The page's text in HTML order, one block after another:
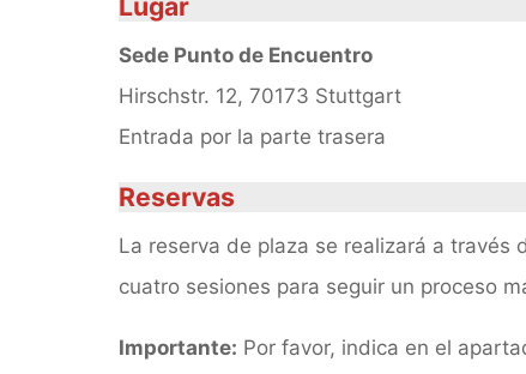
Lugar
Sede Punto de Encuentro
Hirschstr. 12, 70173 Stuttgart
Entrada por la parte trasera
Reservas
La reserva de plaza se realizará a
cuatro sesiones para seguir un proceso
Importante: Por favor, indica en el